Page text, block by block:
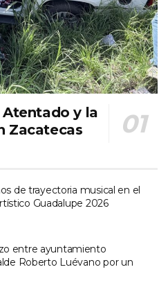
y la
Zacatecas
de trayectoria musical en el
Guadalupe 2026
entre ayuntamiento
Roberto Luévano por un